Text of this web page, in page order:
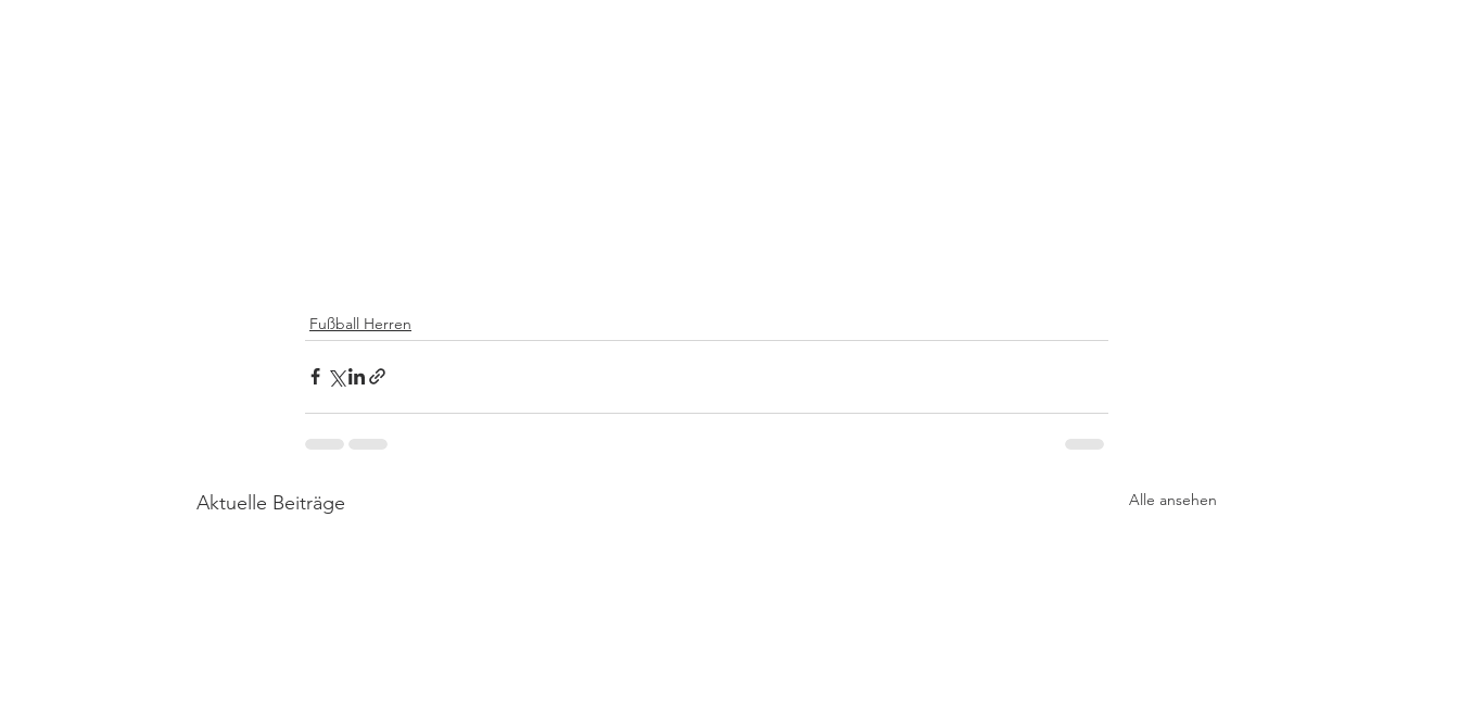
Fußball Herren
Aktuelle Beiträge Alle ansehen